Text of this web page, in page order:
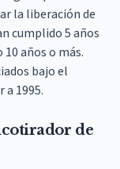
la liberación de
cumplido 5 años
años o más.
bajo el
1995.
de